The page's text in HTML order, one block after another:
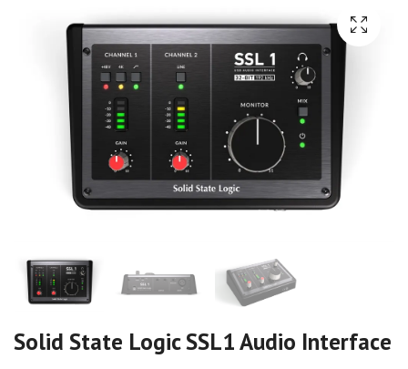
Solid State Logic SSL1 Audio Interface